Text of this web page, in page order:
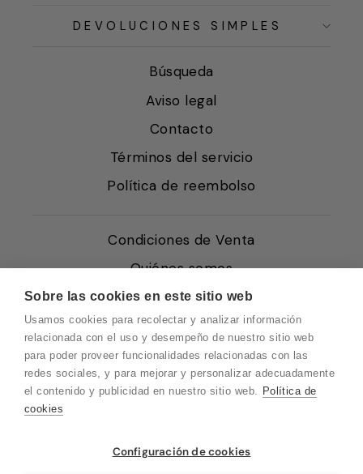
Sobre las cookies en este sitio web
Usamos cookies para recolectar y analizar información
relacionada con el uso y desempeño de nuestro sitio web
para poder proveer funcionalidades relacionadas con las
redes sociales, y para mejorar y personalizar adecuadamente
el contenido y publicidad en nuestro sitio web. Política de
cookies
Configuración de cookies
DEVOLUCIONES SIMPLES
Búsqueda
Aviso legal
Contacto
Términos del servicio
Política de reembolso
Condiciones de Venta
Quiénes somos
Política de Cookies
Protección de Datos
Blog EN
Blog FR
Vuelvo en un momento. Recuerda que
nuestro horario de atención al cliente es de